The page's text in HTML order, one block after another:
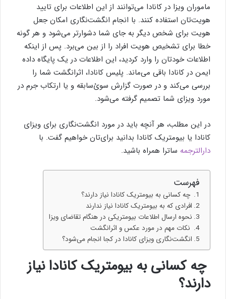
ماموران ویزا در کانادا می‌توانند از این اطلاعات برای تایید
هویت‌تان استفاده کنند. با انجام انگشت‌نگاری امکان جعل
هویت برای شخص دیگر به جای شما دشوارتر می‌شود و هر گونه
خطا برای تشخیص هویت افراد را از بین می‌برد. پس از اینکه
اطلاعات خودتان را وارد کردید، این اطلاعات در یک پایگاه داده
ایمن در کانادا باقی می‌ماند. پلیس کانادا، اثرانگشت شما را
بررسی می‌کند و در صورت گزارش سوئ‌سابقه و یا ارتکاب جرم در
مورد ویزای شما تصمیم گرفته می‌شود.
در این مطلب، هر آنچه باید در مورد انگشت‌نگاری برای ویزای
کانادا یا بیومتریک کانادا بدانید برای‌تان خواهیم گفت. با
دارالترجمه ساترا همراه باشید.
فهرست
چه کسانی به بیومتریک کانادا نیاز دارند؟
افرادی که به بیومتریک کانادا نیاز ندارند
نحوه ارسال اطلاعات بیومتریکی در هنگام تقاضای ویزا
نکات مهم در مورد عکس و اثرانگشت
انگشت‌نگاری ویزای کانادا در کجا انجام می‌شود؟
چه کسانی به بیومتریک کانادا نیاز
دارند؟